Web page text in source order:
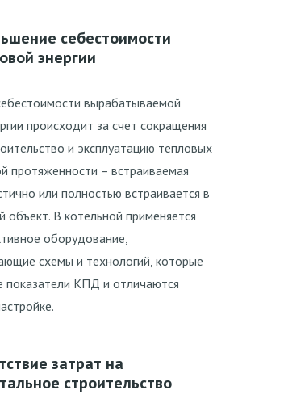
себестоимости
энергии
вырабатываемой
происходит за счет сокращения
и эксплуатацию тепловых
протяженности – встраиваемая
или полностью встраивается в
объект. В котельной применяется
оборудование,
схемы и технологий, которые
показатели КПД и отличаются
затрат на
строительство